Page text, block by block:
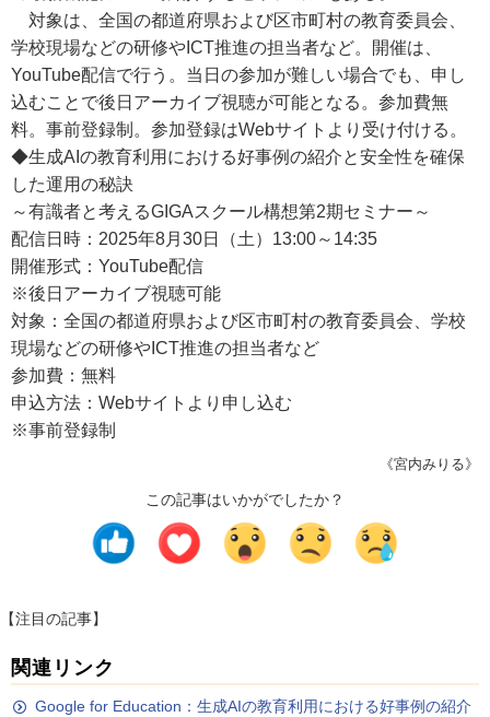
対象は、全国の都道府県および区市町村の教育委員会、
学校現場などの研修やICT推進の担当者など。開催は、
YouTube配信で行う。当日の参加が難しい場合でも、申し
込むことで後日アーカイブ視聴が可能となる。参加費無
料。事前登録制。参加登録はWebサイトより受け付ける。
◆生成AIの教育利用における好事例の紹介と安全性を確保
した運用の秘訣
～有識者と考えるGIGAスクール構想第2期セミナー～
配信日時：2025年8月30日（土）13:00～14:35
開催形式：YouTube配信
※後日アーカイブ視聴可能
対象：全国の都道府県および区市町村の教育委員会、学校
現場などの研修やICT推進の担当者など
参加費：無料
申込方法：Webサイトより申し込む
※事前登録制
《宮内みりる》
この記事はいかがでしたか？
【注目の記事】
関連リンク
Google for Education：生成AIの教育利用における好事例の紹介